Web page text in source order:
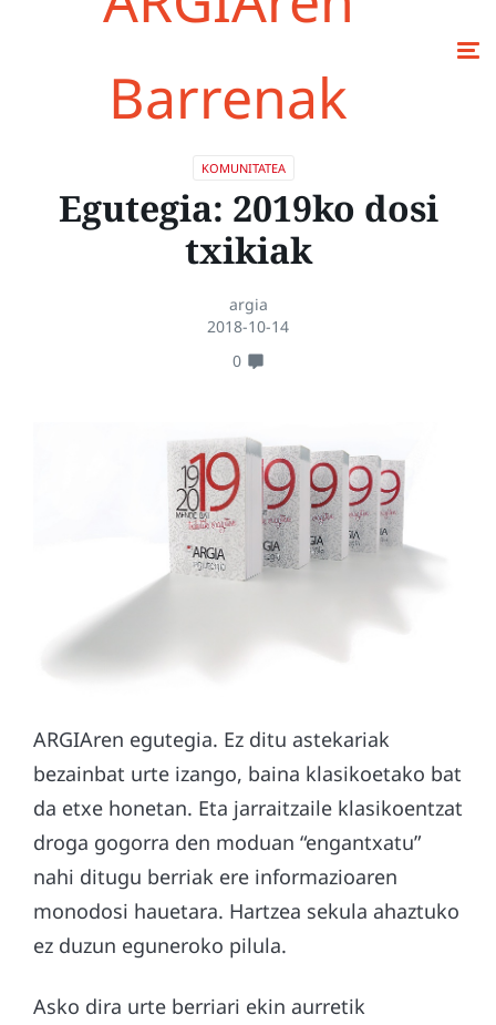
Barrenak
KOMUNITATEA
Egutegia: 2019ko dosi
txikiak
argia
2018-10-14
0
ARGIAren egutegia. Ez ditu astekariak
bezainbat urte izango, baina klasikoetako bat
da etxe honetan. Eta jarraitzaile klasikoentzat
droga gogorra den moduan “engantxatu”
nahi ditugu berriak ere informazioaren
monodosi hauetara. Hartzea sekula ahaztuko
ez duzun eguneroko pilula.
Asko dira urte berriari ekin aurretik